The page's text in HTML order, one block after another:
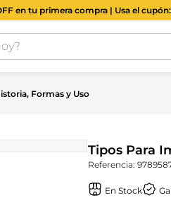
en tu primera compra | Usa el cupón:
Formas y Uso
Tipos Para
Referencia:
En Stock